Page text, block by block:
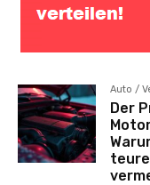
Auto /
Der